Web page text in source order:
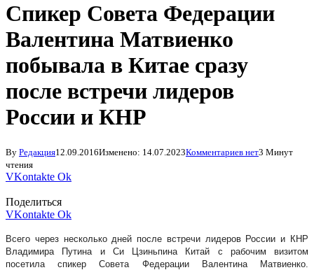
Спикер Совета Федерации
Валентина Матвиенко
побывала в Китае сразу
после встречи лидеров
России и КНР
By Редакция12.09.2016Изменено: 14.07.2023Комментариев нет3 Минут
чтения
VKontakte Ok
Поделиться
VKontakte Ok
Всего через несколько дней после встречи лидеров России и КНР
Владимира Путина и Си Цзиньпина Китай с рабочим визитом
посетила спикер Совета Федерации Валентина Матвиенко.